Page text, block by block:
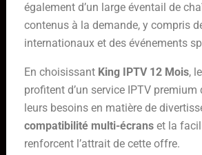
également d’un large éventail de
contenus à la demande, y compris
internationaux et des événements
En choisissant King IPTV 12 Mois,
profitent d’un service IPTV premium
leurs besoins en matière de
compatibilité multi-écranset la
renforcent l’attrait de cette offre.